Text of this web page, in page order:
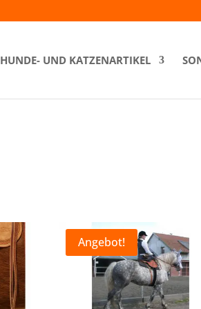
HUNDE- UND KATZENARTIKEL
Angebot!